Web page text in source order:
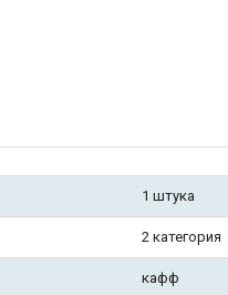
1 штука
2 категория
кафф